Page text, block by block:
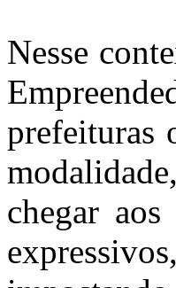
Nesse
prefeituras
chegar